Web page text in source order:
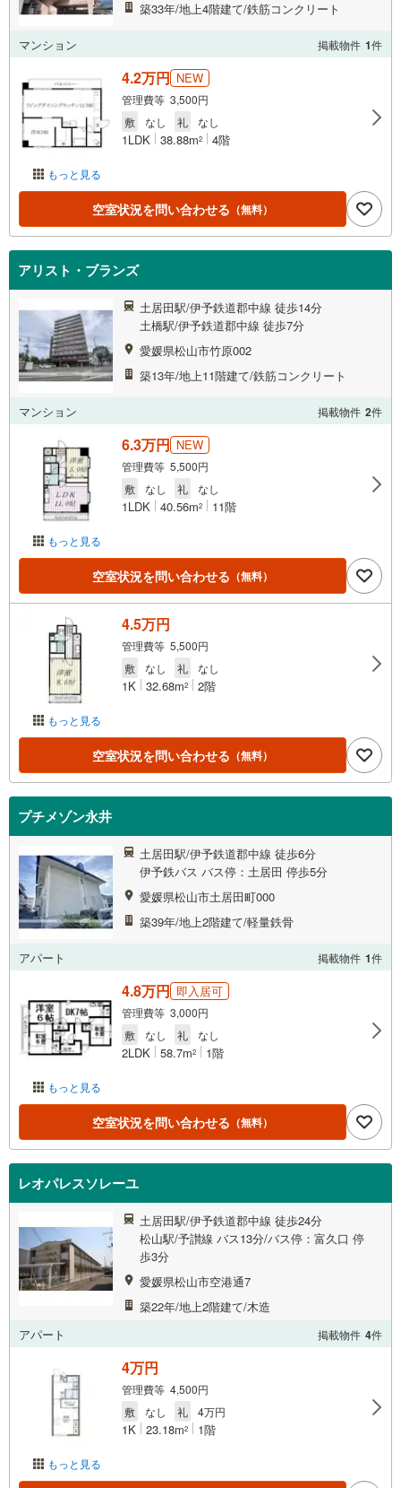
築33年/地上4階建て/鉄筋コンクリート
マンション 掲載物件 1件
もっと見る
4.2万円 NEW
管理費等 3,500円
敷
なし 礼 なし
1LDK 38.88m2 4階
空室状況を問い合わせる （無料）
アリスト・ブランズ
土居田駅/伊予鉄道郡中線 徒歩14分
土橋駅/伊予鉄道郡中線 徒歩7分
愛媛県松山市竹原002
築13年/地上11階建て/鉄筋コンクリート
マンション 掲載物件 2件
もっと見る
6.3万円 NEW
管理費等 5,500円
敷
なし 礼 なし
1LDK 40.56m2 11階
空室状況を問い合わせる （無料）
もっと見る
4.5万円
管理費等 5,500円
敷
なし 礼 なし
1K 32.68m2 2階
空室状況を問い合わせる （無料）
プチメゾン永井
土居田駅/伊予鉄道郡中線 徒歩6分
伊予鉄バス バス停：土居田 停歩5分
愛媛県松山市土居田町000
築39年/地上2階建て/軽量鉄骨
アパート 掲載物件 1件
もっと見る
4.8万円 即入居可
管理費等 3,000円
敷
なし 礼 なし
2LDK 58.7m2 1階
空室状況を問い合わせる （無料）
レオパレスソレーユ
土居田駅/伊予鉄道郡中線 徒歩24分
松山駅/予讃線 バス13分/バス停：富久口 停
歩3分
愛媛県松山市空港通7
築22年/地上2階建て/木造
アパート
掲載物件 4件
もっと見る
4万円
管理費等 4,500円
敷
なし 礼 4万円
1K 23.18m2 1階